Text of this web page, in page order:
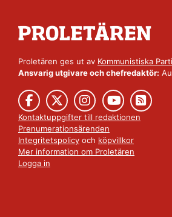
Proletären ges ut av Kommunistiska
Ansvarig utgivare och chefredaktör:
Kontaktuppgifter till redaktionen
Prenumerationsärenden
Integritetspolicy och köpvillkor
Mer information om Proletären
Logga in